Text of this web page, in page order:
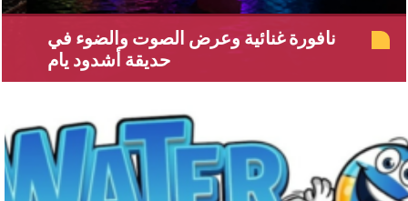
نافورة غنائية وعرض الصوت والضوء في
حديقة أشدود يام